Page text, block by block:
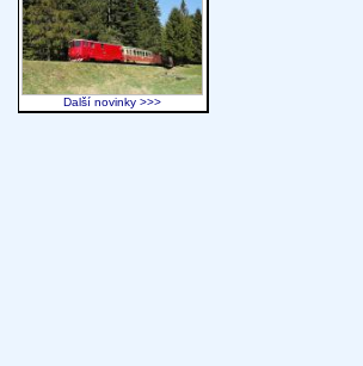
Další novinky >>>